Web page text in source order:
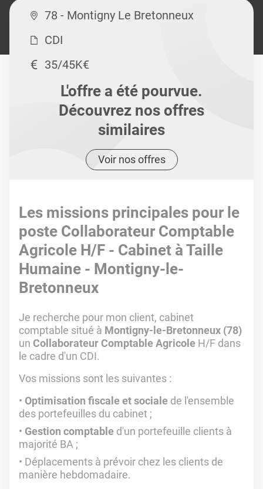
78 - Montigny Le Bretonneux
CDI
35/45K€
L'offre a été pourvue.
Découvrez nos offres
similaires
Voir nos offres
Les missions principales pour le
poste Collaborateur Comptable
Agricole H/F - Cabinet à Taille
Humaine - Montigny-le-
Bretonneux
Je recherche pour mon client, cabinet
comptable situé à Montigny-le-Bretonneux (78)
un Collaborateur Comptable Agricole H/F dans
le cadre d'un CDI.
Vos missions sont les suivantes :
Optimisation fiscale et sociale de l'ensemble
des portefeuilles du cabinet ;
Gestion comptable d'un portefeuille clients à
majorité BA ;
Déplacements à prévoir chez les clients de
manière hebdomadaire.